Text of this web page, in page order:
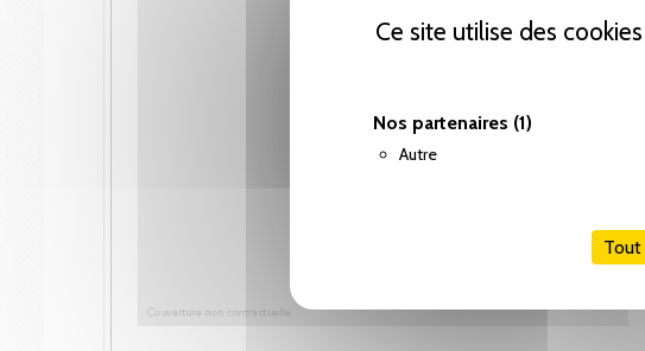
Ce site utilise des
Nos partenaires (1)
Autre